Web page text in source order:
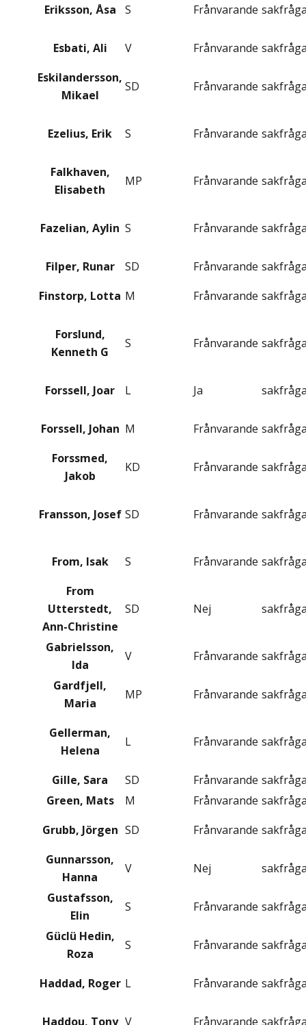
Eriksson, Åsa S Frånvarande
Esbati, Ali V Frånvarande
Eskilandersson,
Mikael
SD Frånvarande
Ezelius, Erik S Frånvarande
Falkhaven,
Elisabeth
MP Frånvarande
Fazelian, Aylin S Frånvarande
Filper, Runar SD Frånvarande
Finstorp, Lotta M Frånvarande
Forslund,
Kenneth G
S Frånvarande
Forssell, Joar L Ja
Forssell, Johan M Frånvarande
Forssmed,
Jakob
KD Frånvarande
Fransson, Josef SD Frånvarande
From, Isak S Frånvarande
From
Utterstedt,
Ann-Christine
SD Nej
Gabrielsson,
Ida
V Frånvarande
Gardfjell,
Maria
MP Frånvarande
Gellerman,
Helena
L Frånvarande
Gille, Sara SD Frånvarande
Green, Mats
M Frånvarande
Grubb, Jörgen SD Frånvarande
Gunnarsson,
Hanna
V Nej
Gustafsson,
Elin
S Frånvarande
Güclü Hedin,
Roza
S Frånvarande
Haddad, Roger L Frånvarande
Haddou, Tony V Frånvarande